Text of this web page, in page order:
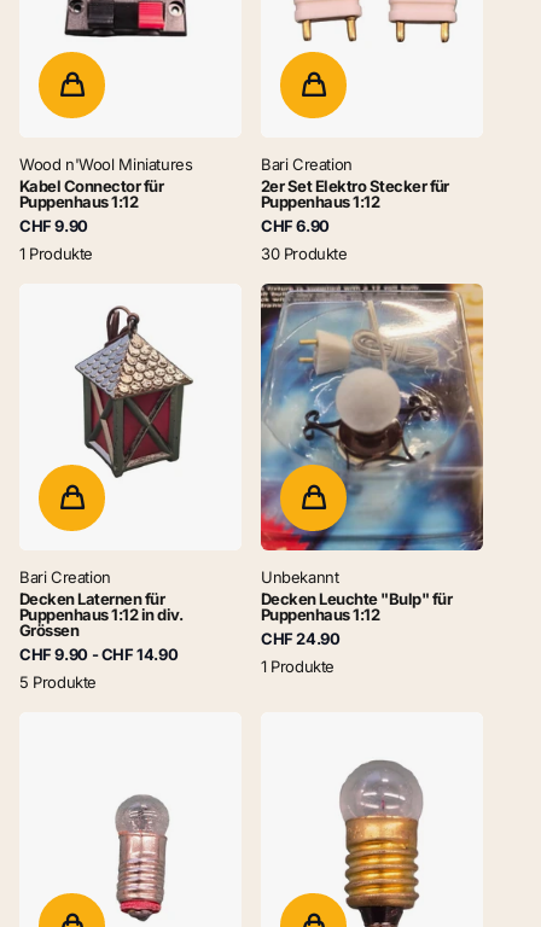
Wood n'Wool Miniatures
Kabel Connector für
Puppenhaus 1:12
CHF 9.90
1 Produkte
Bari Creation
2er Set Elektro Stecker für
Puppenhaus 1:12
CHF 6.90
30 Produkte
Bari Creation
Decken Laternen für
Puppenhaus 1:12 in div.
Grössen
CHF 9.90- CHF 14.90
5 Produkte
Unbekannt
Decken Leuchte "Bulp" für
Puppenhaus 1:12
CHF 24.90
1 Produkte